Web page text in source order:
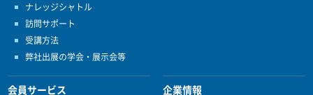
ナレッジシャトル
訪問サポート
受講方法
弊社出展の学会・展示会等
会員サービス 企業情報